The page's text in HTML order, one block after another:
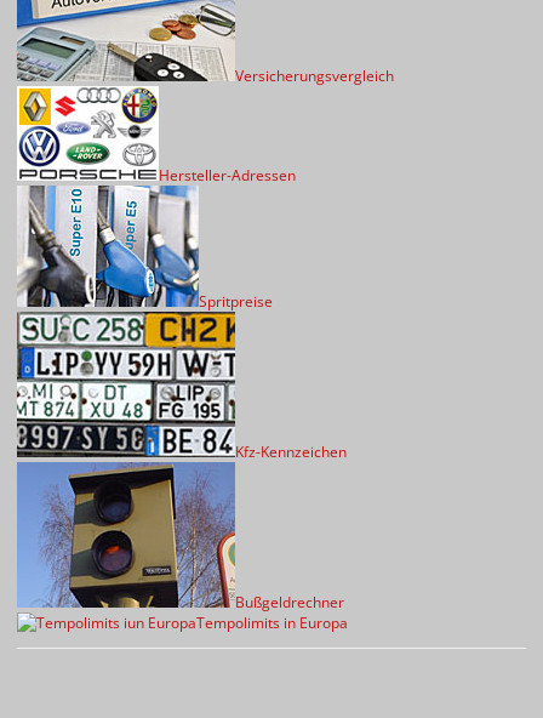
Versicherungsvergleich
Hersteller-Adressen
Spritpreise
Kfz-Kennzeichen
Bußgeldrechner
Tempolimits in Europa